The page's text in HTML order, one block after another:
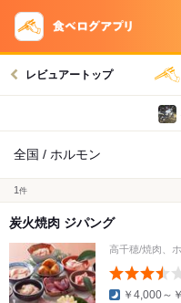
レビュアートップ
全国 / ホルモン
1 件
炭火焼肉 ジパング
高千穂/焼肉、
￥4,000～